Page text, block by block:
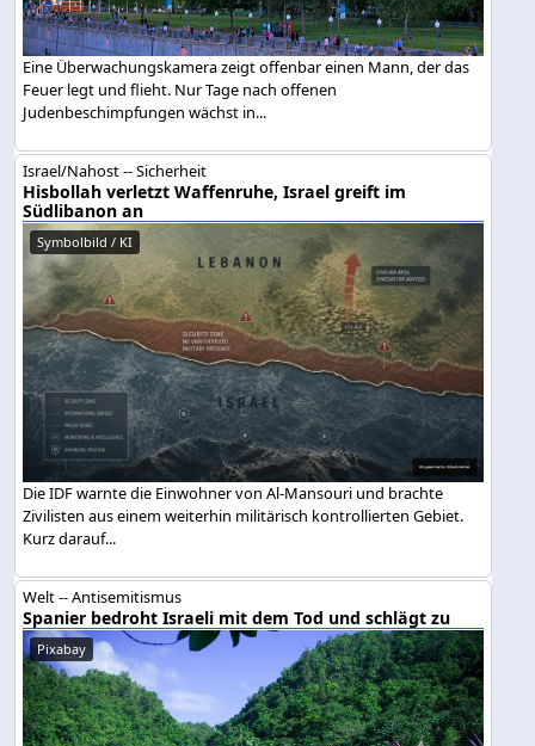
Eine Überwachungskamera zeigt offenbar einen Mann, der das
Feuer legt und flieht. Nur Tage nach offenen
Judenbeschimpfungen wächst in...
Israel/Nahost -- Sicherheit
Hisbollah verletzt Waffenruhe, Israel greift im
Südlibanon an
Symbolbild / KI
Die IDF warnte die Einwohner von Al-Mansouri und brachte
Zivilisten aus einem weiterhin militärisch kontrollierten Gebiet.
Kurz darauf...
Welt -- Antisemitismus
Spanier bedroht Israeli mit dem Tod und schlägt zu
Pixabay